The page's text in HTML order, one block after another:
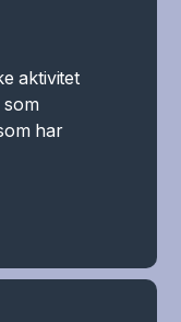
aktivitet
har